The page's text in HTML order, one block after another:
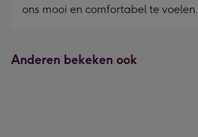
ons mooi en comfortabel te voelen.
Anderen bekeken ook